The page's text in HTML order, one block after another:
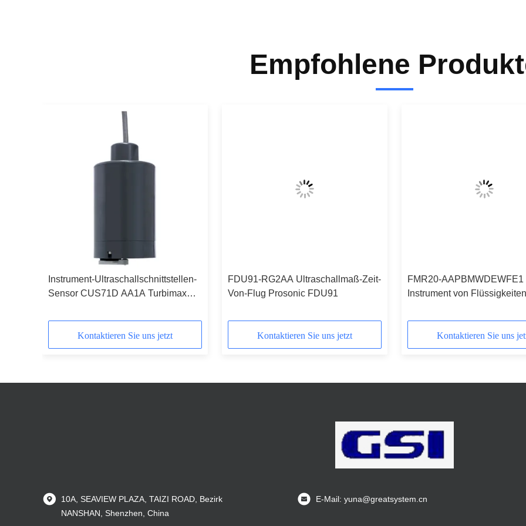
Empfohlene
Instrument-Ultraschallschnittstellen-
Sensor CUS71D AA1A Turbimax
Kontaktieren Sie uns jetzt
FDU91-RG2AA Ultraschallmaß-Zeit-
Von-Flug Prosonic FDU91
Kontaktieren Sie uns jetzt
FMR20-AAPBMWDEWFE1
Instrument von
Kontaktieren Sie uns
10A, SEAVIEW PLAZA, TAIZI ROAD, Bezirk
NANSHAN, Shenzhen, China
E-Mail: yuna@greatsystem.cn